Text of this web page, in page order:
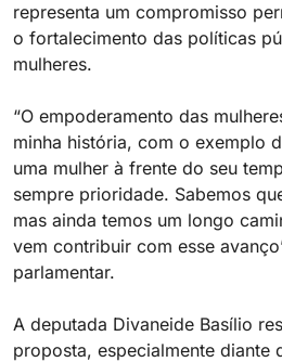
representa um compromisso
o fortalecimento das políticas
mulheres.
“O empoderamento das
minha história, com o exemplo
uma mulher à frente do seu
sempre prioridade. Sabemos
mas ainda temos um longo
vem contribuir com esse
parlamentar.
A deputada Divaneide Basílio
proposta, especialmente diante